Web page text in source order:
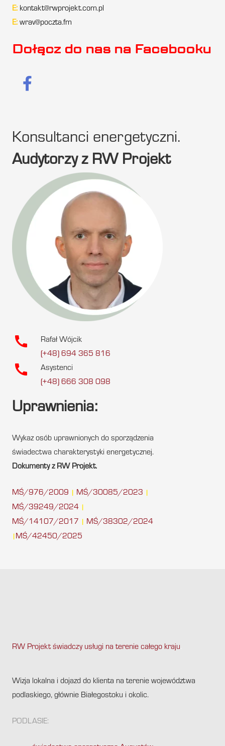
E: kontakt@rwprojekt.com.pl
E: wrav@poczta.fm
Dołącz do nas na Facebooku
Konsultanci energetyczni.
Audytorzy z RW Projekt
call
Rafał Wójcik
(+48) 694 365 816
call
Asystenci
(+48) 666 308 098
Uprawnienia:
Wykaz osób uprawnionych do sporządzenia
świadectwa charakterystyki energetycznej.
Dokumenty z RW Projekt.
MŚ/976/2009 MŚ/30085/2023
MŚ/39249/2024
MŚ/14107/2017 MŚ/38302/2024
MŚ/42450/2025
RW Projekt świadczy usługi na terenie całego kraju
Wizja lokalna i dojazd do klienta na terenie województwa
podlaskiego, głównie Białegostoku i okolic.
PODLASIE: